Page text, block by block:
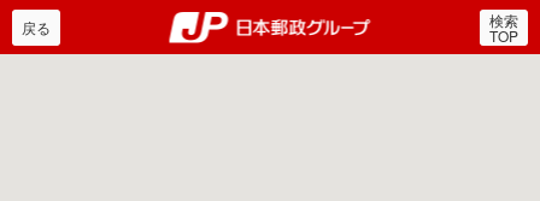
郵便局・日本郵政グルー
戻る 検索
TOP